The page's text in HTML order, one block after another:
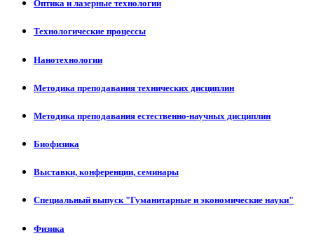
Оптика и лазерные технологии
Технологические процессы
Нанотехнологии
Методика преподавания технических дисциплин
Методика преподавания естественно-научных дисциплин
Биофизика
Выставки, конференции, семинары
Специальный выпуск "Гуманитарные и экономические науки"
Физика